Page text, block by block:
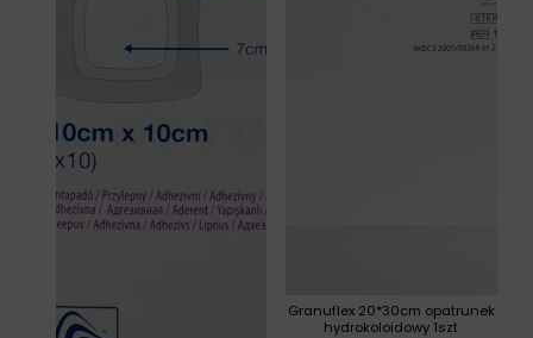
Granuflex 20*30cm opatrunek
hydrokoloidowy 1szt